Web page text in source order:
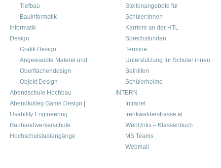
Tiefbau
Bauinformatik
Informatik
Design
Grafik Design
Angewandte Malerei und
Oberflächendesign
Objekt Design
Abendschule Hochbau
Abendkolleg Game Design |
Usability Engineering
Bauhandwerkerschule
Hochschulstudiengänge
Stellenangebote für
Schüler:innen
Karriere an der HTL
Sprechstunden
Termine
Unterstützung für Schüler:innen
Beihilfen
Schülerheime
INTERN
Intranet
trenkwalderstrasse.at
WebUntis – Klassenbuch
MS Teams
Webmail